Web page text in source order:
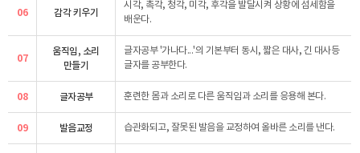
06 감각 키우기
시각, 촉각, 청각, 미각, 후각을 발달시켜 상황에 섬세함을
배운다.
07
움직임, 소리
만들기
글자공부 '가나다...'의 기본부터 동시, 짧은 대사, 긴 대사등
글자를 공부한다.
08 글자공부 훈련한 몸과 소리로 다른 움직임과 소리를 응용해 본다.
09 발음교정 습관화되고, 잘못된 발음을 교정하여 올바른 소리를 낸다.